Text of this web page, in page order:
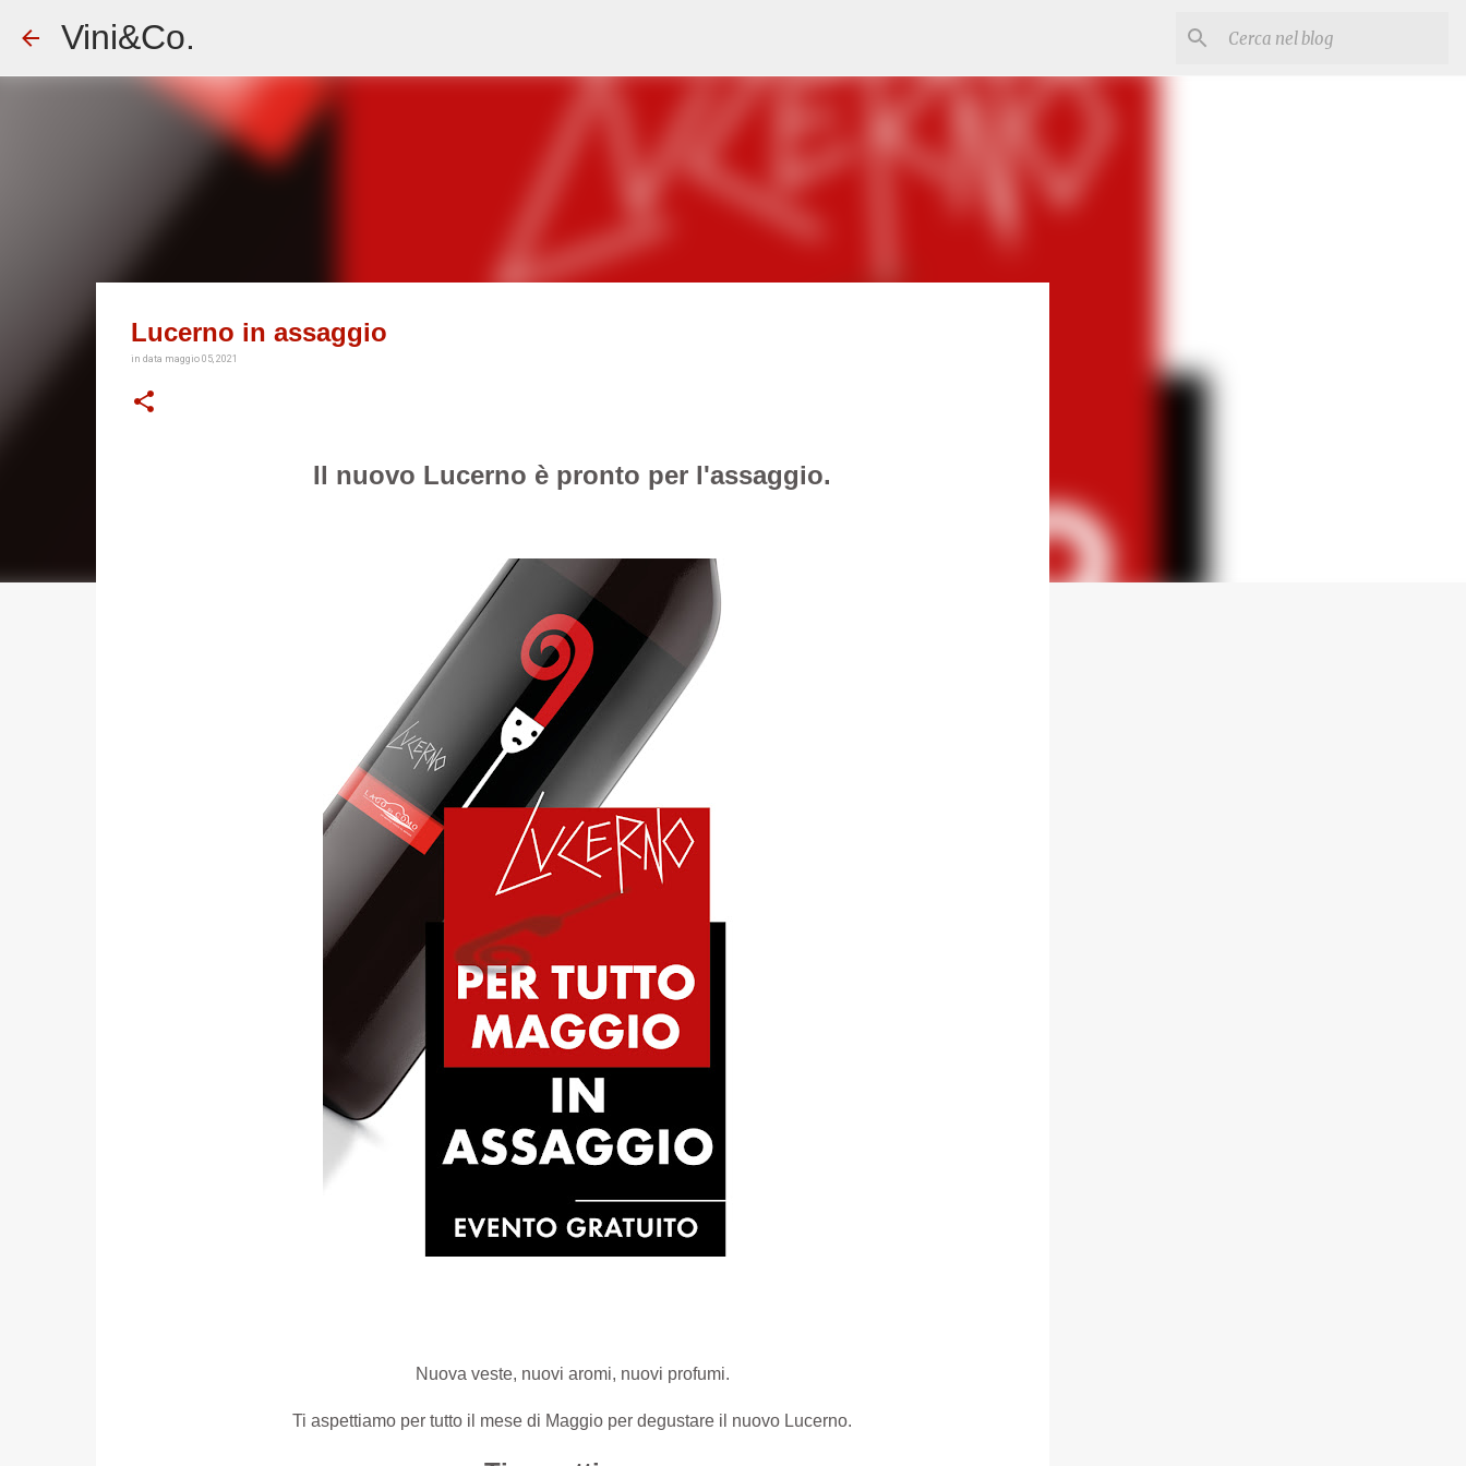
Vini&Co.
Lucerno in assaggio
in data maggio 05, 2021
Il nuovo Lucerno è pronto per l'assaggio.
Nuova veste, nuovi aromi, nuovi profumi.
Ti aspettiamo per tutto il mese di Maggio per degustare il nuovo Lucerno.